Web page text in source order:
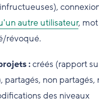
autre utilisateur,
révoqué.
:créés (rapport
partagés, non partagés,
des niveaux